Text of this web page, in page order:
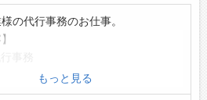
の代行事務のお仕事。
る新電力会社様の代わりに請求書発
認、契約変更手続き、お客様対応
もっと見る